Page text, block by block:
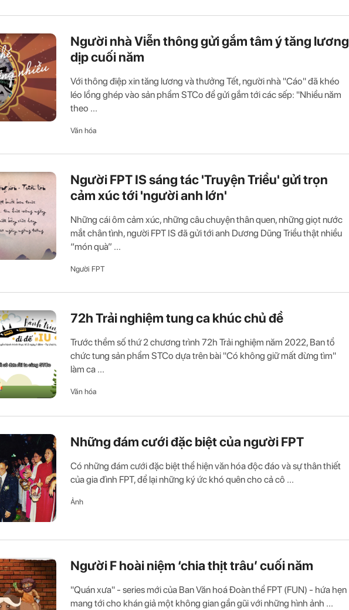
Người nhà Viễn thông gửi gắm tâm ý tăng lương
dịp cuối năm
Với thông điệp xin tăng lương và thưởng Tết, người nhà "Cáo" đã khéo
léo lồng ghép vào sản phẩm STCo để gửi gắm tới các sếp: "Nhiều năm
theo ...
Văn hóa
Người FPT IS sáng tác 'Truyện Triều' gửi trọn
cảm xúc tới 'người anh lớn'
Những cái ôm cảm xúc, những câu chuyện thân quen, những giọt nước
mắt chân tình, người FPT IS đã gửi tới anh Dương Dũng Triều thật nhiều
“món quà” ...
Người FPT
72h Trải nghiệm tung ca khúc chủ đề
Trước thềm số thứ 2 chương trình 72h Trải nghiệm năm 2022, Ban tổ
chức tung sản phẩm STCo dựa trên bài "Có không giữ mất đừng tìm"
làm ca ...
Văn hóa
Những đám cưới đặc biệt của người FPT
Có những đám cưới đặc biệt thể hiện văn hóa độc đáo và sự thân thiết
của gia đình FPT, để lại những ký ức khó quên cho cả cô ...
Ảnh
Người F hoài niệm ‘chia thịt trâu’ cuối năm
"Quán xưa" - series mới của Ban Văn hoá Đoàn thể FPT (FUN) - hứa hẹn
mang tới cho khán giả một không gian gần gũi với những hình ảnh ...